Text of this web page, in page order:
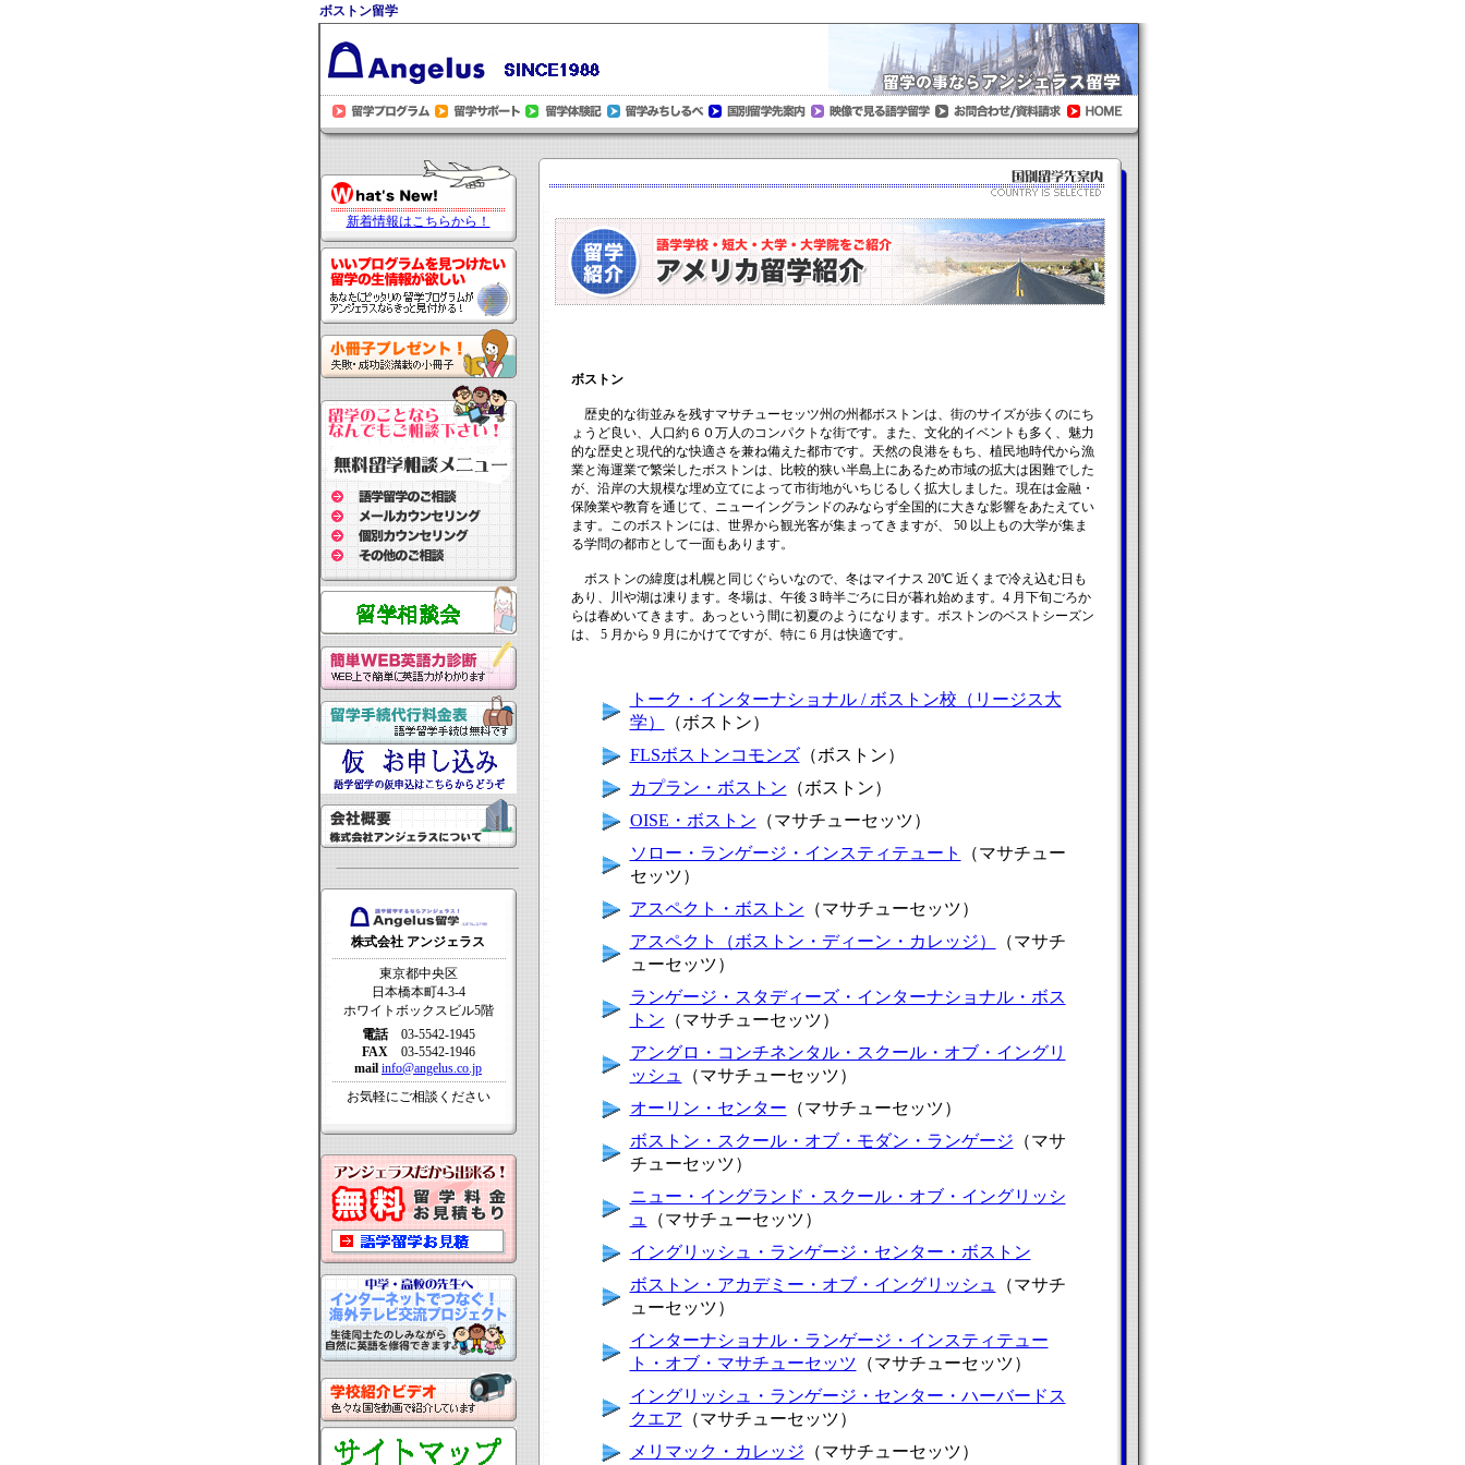
ボストン留学
新着情報はこちらから！
株式会社 アンジェラス
東京都中央区
日本橋本町4-3-4
ホワイトボックスビル5階
電話03-5542-1945
FAX03-5542-1946
mail info@angelus.co.jp
お気軽にご相談ください
ボストン
歴史的な街並みを残すマサチューセッツ州の州都ボストンは、街のサイズが歩くのにち
ょうど良い、人口約６０万人のコンパクトな街です。また、文化的イベントも多く、魅力
的な歴史と現代的な快適さを兼ね備えた都市です。天然の良港をもち、植民地時代から漁
業と海運業で繁栄したボストンは、比較的狭い半島上にあるため市域の拡大は困難でした
が、沿岸の大規模な埋め立てによって市街地がいちじるしく拡大しました。現在は金融・
保険業や教育を通じて、ニューイングランドのみならず全国的に大きな影響をあたえてい
ます。このボストンには、世界から観光客が集まってきますが、 50 以上もの大学が集ま
る学問の都市として一面もあります。
ボストンの緯度は札幌と同じぐらいなので、冬はマイナス 20℃ 近くまで冷え込む日も
あり、川や湖は凍ります。冬場は、午後３時半ごろに日が暮れ始めます。4 月下旬ごろか
らは春めいてきます。あっという間に初夏のようになります。ボストンのベストシーズン
は、 5 月から 9 月にかけてですが、特に 6 月は快適です。
トーク・インターナショナル / ボストン校（リージス大
学）
（ボストン）
FLSボストンコモンズ（ボストン）
カプラン・ボストン （ボストン）
OISE・ボストン （マサチューセッツ）
ソロー・ランゲージ・インスティテュート
（マサチュー
セッツ）
アスペクト・ボストン （マサチューセッツ）
アスペクト（ボストン・ディーン・カレッジ）
（マサチ
ューセッツ）
ランゲージ・スタディーズ・インターナショナル・ボス
トン （マサチューセッツ）
アングロ・コンチネンタル・スクール・オブ・イングリ
ッシュ
（マサチューセッツ）
オーリン・センター （マサチューセッツ）
ボストン・スクール・オブ・モダン・ランゲージ （マサ
チューセッツ）
ニュー・イングランド・スクール・オブ・イングリッシ
ュ
（マサチューセッツ）
イングリッシュ・ランゲージ・センター・ボストン
ボストン・アカデミー・オブ・イングリッシュ
（マサチ
ューセッツ）
インターナショナル・ランゲージ・インスティテュー
ト・オブ・マサチューセッツ （マサチューセッツ）
イングリッシュ・ランゲージ・センター・ハーバードス
クエア （マサチューセッツ）
メリマック・カレッジ （マサチューセッツ）